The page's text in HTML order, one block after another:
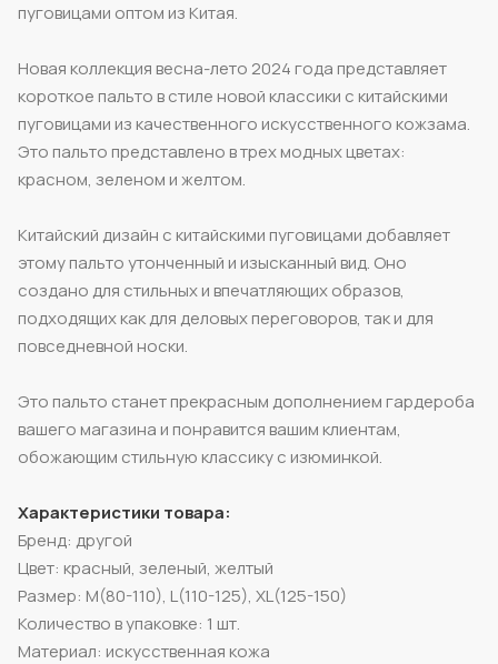
пуговицами оптом из Китая.
Новая коллекция весна-лето 2024 года представляет
короткое пальто в стиле новой классики с китайскими
пуговицами из качественного искусственного кожзама.
Это пальто представлено в трех модных цветах:
красном, зеленом и желтом.
Китайский дизайн с китайскими пуговицами добавляет
этому пальто утонченный и изысканный вид. Оно
создано для стильных и впечатляющих образов,
подходящих как для деловых переговоров, так и для
повседневной носки.
Это пальто станет прекрасным дополнением гардероба
вашего магазина и понравится вашим клиентам,
обожающим стильную классику с изюминкой.
Характеристики товара:
Бренд: другой
Цвет: красный, зеленый, желтый
Размер: M(80-110), L(110-125), XL(125-150)
Количество в упаковке: 1 шт.
Материал: искусственная кожа